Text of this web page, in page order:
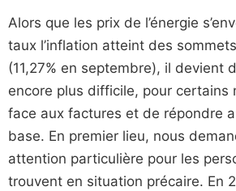
Alors que les prix de l’énergie
taux l’inflation atteint des
(11,27% en septembre), il devient
encore plus difficile, pour certains
face aux factures et de répondre
base. En premier lieu, nous
attention particulière pour les
trouvent en situation précaire. En